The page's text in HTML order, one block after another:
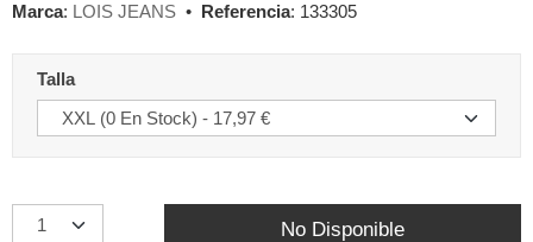
Marca: LOIS JEANS • Referencia: 133305
Talla
No Disponible